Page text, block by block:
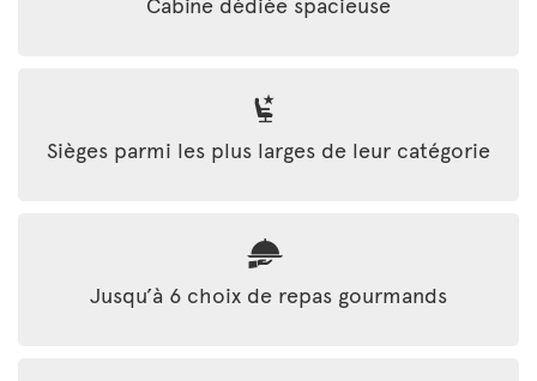
Sièges parmi les plus larges de leur catégorie
Jusqu’à 6 choix de repas gourmands